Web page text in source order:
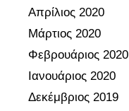
Απρίλιος 2020
Μάρτιος 2020
Φεβρουάριος 2020
Ιανουάριος 2020
Δεκέμβριος 2019